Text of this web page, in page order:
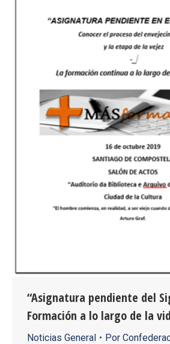
“Asignatura pendiente del
Formación a lo largo de la
Noticias General Por